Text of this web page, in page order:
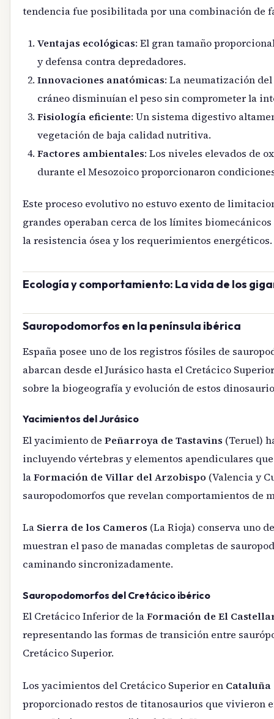
tendencia fue posibilitada por una combinación de
Ventajas ecológicas: El gran tamaño
y defensa contra depredadores.
Innovaciones anatómicas: La neumatización
cráneo disminuían el peso sin comprometer la
Fisiología eficiente: Un sistema digestivo
vegetación de baja calidad nutritiva.
Factores ambientales: Los niveles elevados de
durante el Mesozoico proporcionaron
Este proceso evolutivo no estuvo exento de
grandes operaban cerca de los límites
la resistencia ósea y los requerimientos energéticos.
Ecología y comportamiento: La vida de los
Sauropodomorfos en la península ibérica
España posee uno de los registros fósiles de
abarcan desde el Jurásico hasta el Cretácico
sobre la biogeografía y evolución de estos
Yacimientos del Jurásico
El yacimiento de Peñarroya de Tastavins (Teruel)
incluyendo vértebras y elementos apendiculares
laFormación de Villar del Arzobispo (Valencia y
sauropodomorfos que revelan comportamientos de
La Sierra de los Cameros (La Rioja) conserva uno
muestran el paso de manadas completas de
caminando sincronizadamente.
Sauropodomorfos del Cretácico ibérico
El Cretácico Inferior de laFormación de El
representando las formas de transición entre
Cretácico Superior.
Los yacimientos del Cretácico Superior en Cataluña
proporcionado restos de titanosaurios que vivieron